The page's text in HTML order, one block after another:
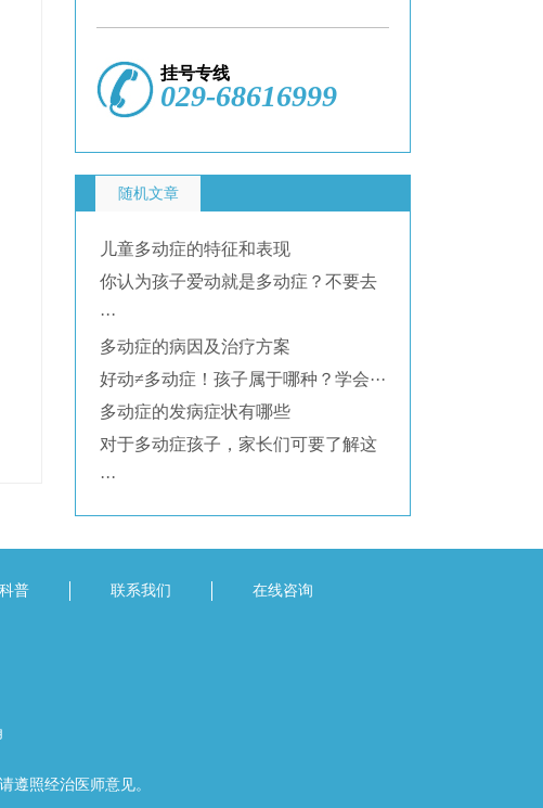
挂号专线
029-68616999
随机文章
儿童多动症的特征和表现
你认为孩子爱动就是多动症？不要去
···
多动症的病因及治疗方案
好动≠多动症！孩子属于哪种？学会···
多动症的发病症状有哪些
对于多动症孩子，家长们可要了解这
···
普 联系我们 在线咨询
遵照经治医师意见。